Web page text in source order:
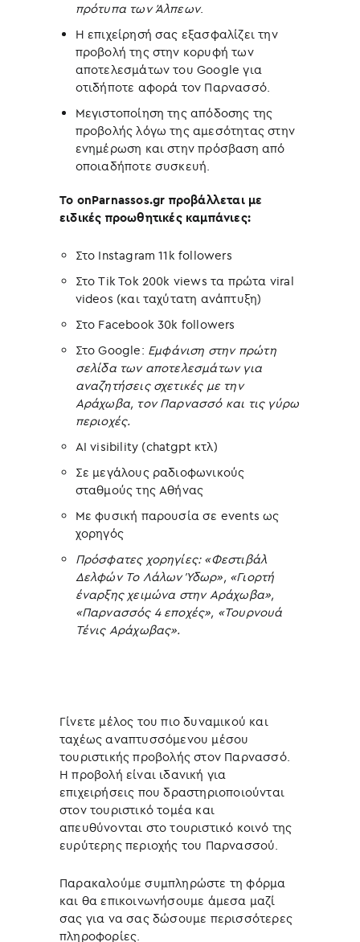
πρότυπα των Άλπεων.
Η επιχείρησή σας εξασφαλίζει την
προβολή της στην κορυφή των
αποτελεσμάτων του Google για
οτιδήποτε αφορά τον Παρνασσό.
Μεγιστοποίηση της απόδοσης της
προβολής λόγω της αμεσότητας στην
ενημέρωση και στην πρόσβαση από
οποιαδήποτε συσκευή.
Το onParnassos.gr προβάλλεται με
ειδικές προωθητικές καμπάνιες:
Στο Instagram 11k followers
Στο Tik Tok 200k views τα πρώτα viral
videos (και ταχύτατη ανάπτυξη)
Στο Facebook 30k followers
Στο Google: Εμφάνιση στην πρώτη
σελίδα των αποτελεσμάτων για
αναζητήσεις σχετικές με την
Αράχωβα, τον Παρνασσό και τις γύρω
περιοχές.
AI visibility (chatgpt κτλ)
Σε μεγάλους ραδιοφωνικούς
σταθμούς της Αθήνας
Με φυσική παρουσία σε events ως
χορηγός
Πρόσφατες χορηγίες: «Φεστιβάλ
Δελφών Το Λάλων Ύδωρ», «Γιορτή
έναρξης χειμώνα στην Αράχωβα»,
«Παρνασσός 4 εποχές», «Τουρνουά
Τένις Αράχωβας».
Γίνετε μέλος του πιο δυναμικού και
ταχέως αναπτυσσόμενου μέσου
τουριστικής προβολής στον Παρνασσό.
Η προβολή είναι ιδανική για
επιχειρήσεις που δραστηριοποιούνται
στον τουριστικό τομέα και
απευθύνονται στο τουριστικό κοινό της
ευρύτερης περιοχής του Παρνασσού.
Παρακαλούμε συμπληρώστε τη φόρμα
και θα επικοινωνήσουμε άμεσα μαζί
σας για να σας δώσουμε περισσότερες
πληροφορίες.